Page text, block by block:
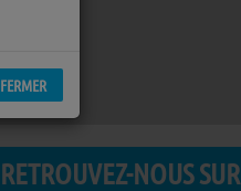
RETROUVEZ-NOUS SUR
FERMER